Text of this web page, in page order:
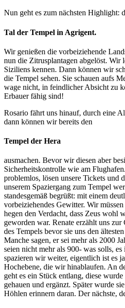
Nun geht es zum nächsten Highlight:
Tal der Tempel in Agrigent.
Wir genießen die vorbeiziehende
nun die Zitrusplantagen abgelöst. Wir
Siziliens kennen. Dann können wir
die Tempel sehen. Sie schauen aufs
wage nicht, in feindlicher Absicht zu
Erbauer fähig sind!
Rosario fährt uns hinauf, durch eine
dann können wir bereits den
Tempel der Hera
ausmachen. Bevor wir diesen aber
Sicherheitskontrolle wie am
problemlos, lösen unsere Tickets und
unserem Spaziergang zum Tempel
standesgemäß begrüßt: mit einem
vorbeiziehendes Gewitter. Wir
hegen den Verdacht, dass Zeus wohl
geworden war. Renate erzählt uns
des Tempels bevor sie uns den
Manche sagen, er sei mehr als 2000
seien nicht mehr als 900- was solls,
spazieren wir weiter, eigentlich ist es
Hochebene, die wir hinablaufen. An
geht es ein Stück entlang, diese
gehauen und ergänzt. Später wurde
Höhlen erinnern daran. Der nächste,